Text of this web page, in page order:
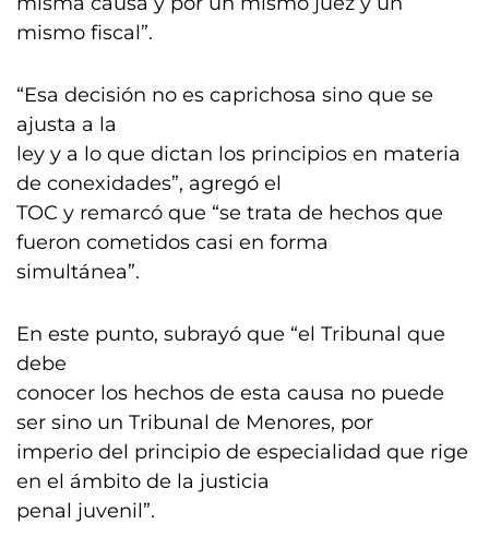
mismo fiscal”.
“Esa decisión no es caprichosa sino que se
ajusta a la
ley y a lo que dictan los principios en materia
de conexidades”, agregó el
TOC y remarcó que “se trata de hechos que
fueron cometidos casi en forma
simultánea”.
En este punto, subrayó que “el Tribunal que
debe
conocer los hechos de esta causa no puede
ser sino un Tribunal de Menores, por
imperio del principio de especialidad que rige
en el ámbito de la justicia
penal juvenil”.